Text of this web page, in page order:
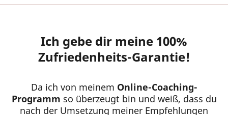
Ich gebe dir meine 100%
Zufriedenheits-Garantie!
Da ich von meinem Online-Coaching-
Programm so überzeugt bin und weiß, dass du
nach der Umsetzung meiner Empfehlungen